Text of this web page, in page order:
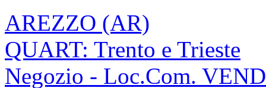
AREZZO (AR)
QUART: Trento e Trieste
Negozio - Loc.Com.